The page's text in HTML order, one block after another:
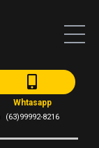
Whtasapp
(63)99992-8216